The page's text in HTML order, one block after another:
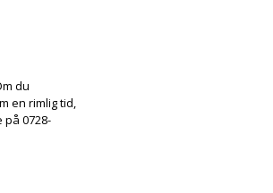
du
en rimlig tid,
0728-